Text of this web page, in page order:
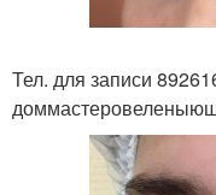
Тел. для записи